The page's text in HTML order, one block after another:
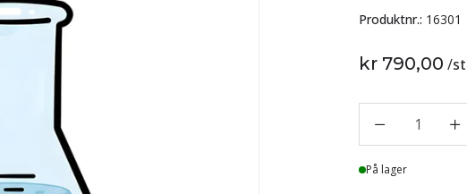
Produktnr.: 16301
kr 790,00 /
1
Lager
På lager